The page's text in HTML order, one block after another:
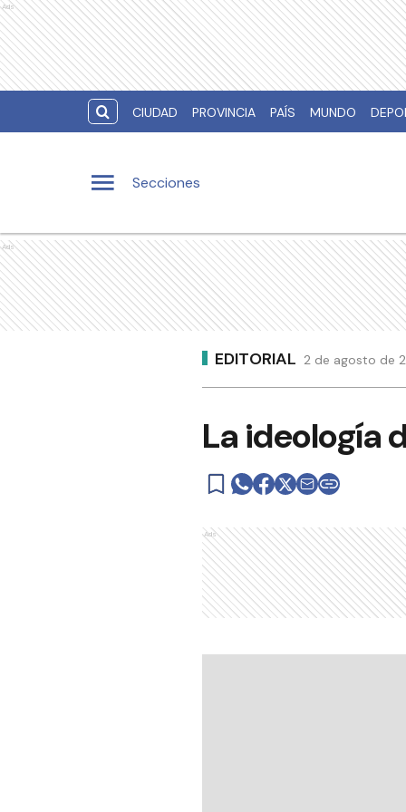
Ads
CIUDAD PROVINCIA PAÍS MUNDO
Secciones
Ads
EDITORIAL 2 de agosto de
La ideología
Ads